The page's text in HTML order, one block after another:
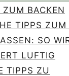
BACKEN
TIPPS ZUM
SO
LUFTIG
TIPPS ZU